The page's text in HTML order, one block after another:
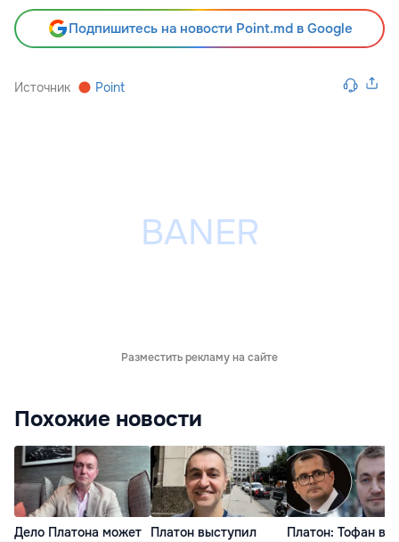
Подпишитесь на новости Point.md в Google
Источник Point
Разместить рекламу на сайте
Похожие новости
Дело Платона может
Платон выступил
Платон: Тофан